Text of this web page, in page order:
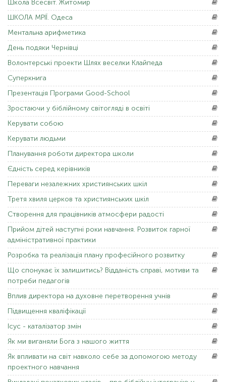
Школа Всесвіт. Житомир
ШКОЛА МРІЇ. Одеса
Ментальна арифметика
День подяки Чернівці
Волонтерські проекти Шлях веселки Клайпеда
Суперкнига
Презентація Програми Good-School
Зростаючи у біблійному світогляді в освіті
Керувати собою
Керувати людьми
Планування роботи директора школи
Єдність серед керівників
Переваги незалежних християнських шкіл
Третя хвиля церков та християнських шкіл
Створення для працівників атмосфери радості
Прийом дітей наступні роки навчання. Розвиток гарної
адміністративної практики
Розробка та реалізація плану професійного розвитку
Що спонукає їх залишитись? Відданість справі, мотиви та
потреби педагогів
Вплив директора на духовне перетворення учнів
Підвищення кваліфікації
Ісус - каталізатор змін
Як ми виганяли Бога з нашого життя
Як впливати на світ навколо себе за допомогою методу
проектного навчання